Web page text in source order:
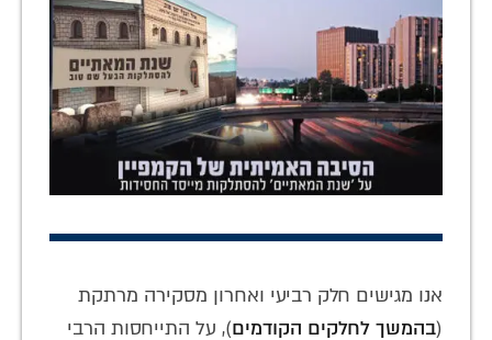
אנו מגישים חלק רביעי ואחרון מסקירה מרתקת
(בהמשך לחלקים הקודמים), על התייחסות הרבי